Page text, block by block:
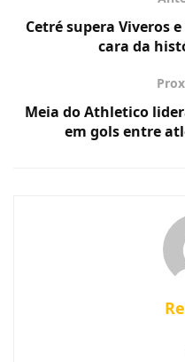
Cetré supera Viveros
cara da
Meia do Athletico
em gols entre